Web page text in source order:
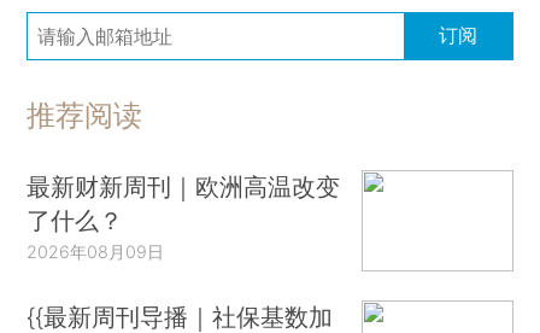
订阅
推荐阅读
最新财新周刊｜欧洲高温改变
了什么？
2026年08月09日
{{最新周刊导播｜社保基数加